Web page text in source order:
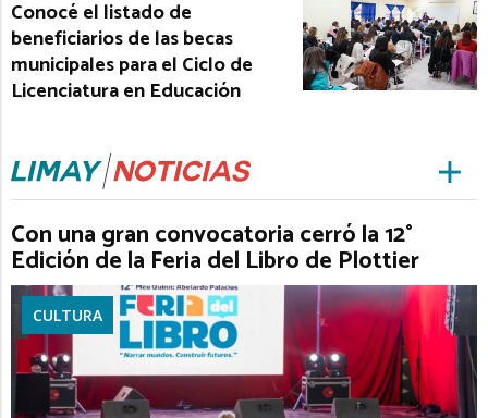
Conocé el listado de
beneficiarios de las becas
municipales para el Ciclo de
Licenciatura en Educación
Con una gran convocatoria cerró la 12°
Edición de la Feria del Libro de Plottier
CULTURA